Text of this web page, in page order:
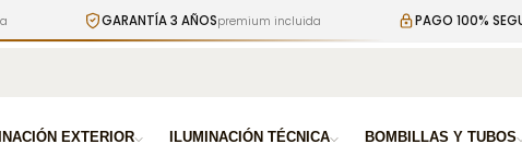
GARANTÍA 3 AÑOSpremium incluida PAGO 100% SEGUROcifrado
EXTERIOR ILUMINACIÓN TÉCNICA BOMBILLAS Y TUBOS